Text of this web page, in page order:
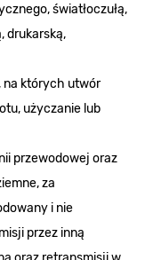
światłoczułą,
drukarską,
na których utwór
użyczanie lub
przewodowej oraz
za
i nie
przez inną